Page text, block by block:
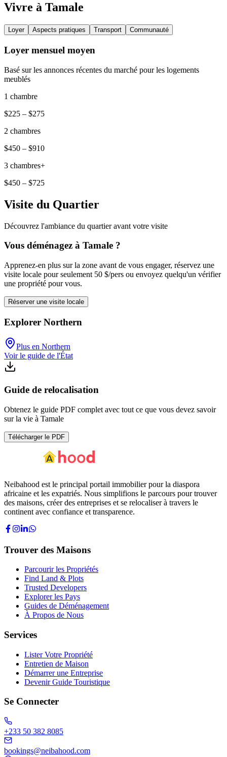
Vivre à Tamale
Loyer Aspects pratiques Transport Communauté
Loyer mensuel moyen
Basé sur les annonces récentes du marché pour les logements
meublés
1 chambre
$225 – $275
2 chambres
$450 – $910
3 chambres+
$450 – $725
Visite du Quartier
Découvrez l'ambiance du quartier avant votre visite
Vous déménagez à Tamale ?
Apprenez-en plus sur la zone avant de vous engager, réservez une
visite locale pour seulement 50 $/pers ou envoyez quelqu'un vérifier
une propriété pour vous.
Réserver une visite locale
Explorer Northern
Plus en Northern
Voir le guide de l'État
Guide de relocalisation
Obtenez le guide PDF complet avec tout ce que vous devez savoir
sur la vie à Tamale
Télécharger le PDF
Neibahood est le principal portail immobilier pour la diaspora
africaine et les expatriés. Nous simplifions le parcours pour trouver
des maisons, créer des entreprises et se relocaliser à travers le
continent avec confiance et transparence.
Trouver des Maisons
Parcourir les Propriétés
Find Land & Plots
Trusted Developers
Explorer les Pays
Guides de Déménagement
À Propos de Nous
Services
Lister Votre Propriété
Entretien de Maison
Démarrer une Entreprise
Devenir Guide Touristique
Se Connecter
+233 50 382 8085
bookings@neibahood.com